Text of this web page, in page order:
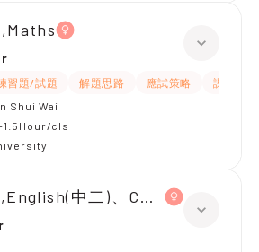
習題/試題 解題思路 應試策略
課程設計
Shui Wai
1.5Hour/cls
中二)、Chinese(中二)